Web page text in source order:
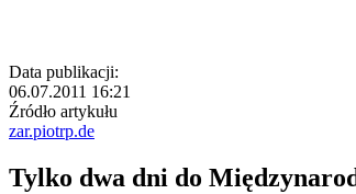
Data publikacji:
06.07.2011 16:21
Źródło artykułu
zar.piotrp.de
Tylko dwa dni do